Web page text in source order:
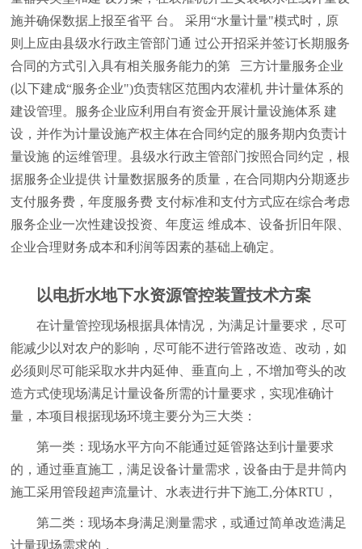
施并确保数据上报至省平 台。 采用“水量计量"模式时，原
则上应由县级水行政主管部门通 过公开招采并签订长期服务
合同的方式引入具有相关服务能力的第 三方计量服务企业
(以下建成“服务企业")负责辖区范围内农灌机 井计量体系的
建设管理。服务企业应利用自有资金开展计量设施体系 建
设，并作为计量设施产权主体在合同约定的服务期内负责计
量设施 的运维管理。县级水行政主管部门按照合同约定，根
据服务企业提供 计量数据服务的质量，在合同期内分期逐步
支付服务费，年度服务费 支付标准和支付方式应在综合考虑
服务企业一次性建设投资、年度运 维成本、设备折旧年限、
企业合理财务成本和利润等因素的基础上确定。
以电折水地下水资源管控装置技术方案
在计量管控现场根据具体情况，为满足计量要求，尽可
能减少以对农户的影响，尽可能不进行管路改造、改动，如
必须则尽可能采取水井内延伸、垂直向上，不增加弯头的改
造方式使现场满足计量设备所需的计量要求，实现准确计
量，本项目根据现场环境主要分为三大类：
第一类：现场水平方向不能通过延管路达到计量要求
的，通过垂直施工，满足设备计量需求，设备由于是井筒内
施工采用管段超声流量计、水表进行井下施工,分体RTU，
第二类：现场本身满足测量需求，或通过简单改造满足
计量现场需求的，